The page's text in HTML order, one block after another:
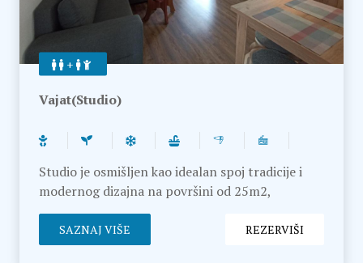
+
Vajat(Studio)
Studio je osmišljen kao idealan spoj tradicije i
modernog dizajna na površini od 25m2,
opremljen svim potrebnim savremenim kućnim
aparatima. U dnevnom boravku se nalazi udobna
ugaona garnitura koja se može rasklopiti i
SAZNAJ VIŠE REZERVIŠI